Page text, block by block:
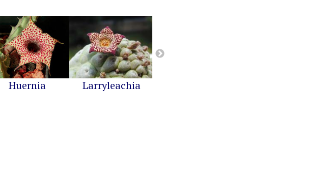
Huernia Larryleachia